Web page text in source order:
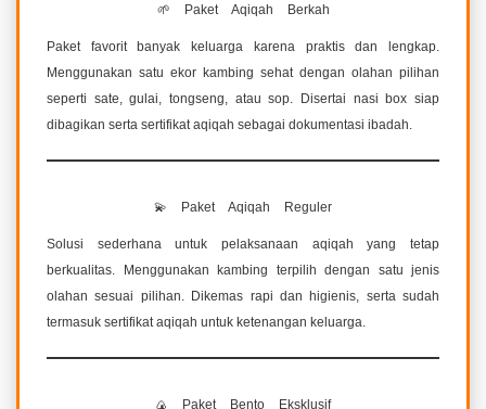
🌱 Paket Aqiqah Berkah
Paket favorit banyak keluarga karena praktis dan lengkap.
Menggunakan satu ekor kambing sehat dengan olahan pilihan
seperti sate, gulai, tongseng, atau sop. Disertai nasi box siap
dibagikan serta sertifikat aqiqah sebagai dokumentasi ibadah.
💫 Paket Aqiqah Reguler
Solusi sederhana untuk pelaksanaan aqiqah yang tetap
berkualitas. Menggunakan kambing terpilih dengan satu jenis
olahan sesuai pilihan. Dikemas rapi dan higienis, serta sudah
termasuk sertifikat aqiqah untuk ketenangan keluarga.
🍙 Paket Bento Eksklusif